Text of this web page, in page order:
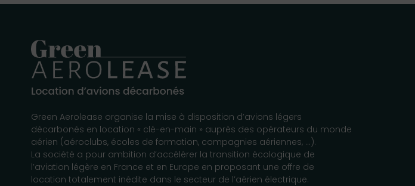
Green Aerolease organise la mise à disposition d’avions légers
décarbonés en location « clé-en-main » auprès des opérateurs du monde
aérien (aéroclubs, écoles de formation, compagnies aériennes, ...).
La société a pour ambition d’accélérer la transition écologique de
l’aviation légère en France et en Europe en proposant une offre de
location totalement inédite dans le secteur de l’aérien électrique.